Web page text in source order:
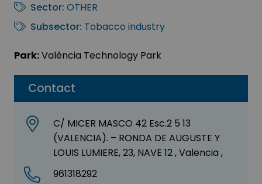
Contact
C/ MICER MASCO 42 Esc.2 5 13
(VALENCIA). – RONDA DE AUGUSTE Y
LOUIS LUMIERE, 23, NAVE 12 , Valencia ,
961318292
Sector: OTHER
Subsector: Tobacco industry
Park:València Technology Park